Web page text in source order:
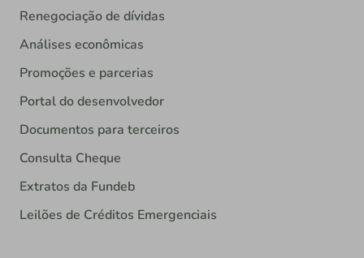
Renegociação de dívidas
Análises econômicas
Promoções e parcerias
Portal do desenvolvedor
Documentos para terceiros
Consulta Cheque
Extratos da Fundeb
Leilões de Créditos Emergenciais